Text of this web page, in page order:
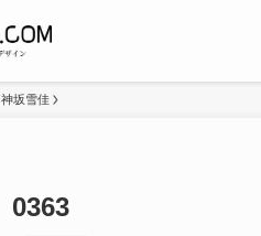
神坂雪佳
0363